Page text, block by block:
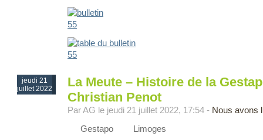
jeudi 21
juillet 2022
La Meute – Histoire de la
Christian Penot
Par AG le jeudi 21 juillet 2022, 17:54 - Nous avons
Gestapo
Limoges